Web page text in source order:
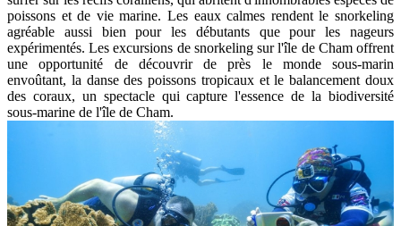
poissons et de vie marine. Les eaux calmes rendent le snorkeling
agréable aussi bien pour les débutants que pour les nageurs
expérimentés. Les excursions de snorkeling sur l'île de Cham offrent
une opportunité de découvrir de près le monde sous-marin
envoûtant, la danse des poissons tropicaux et le balancement doux
des coraux, un spectacle qui capture l'essence de la biodiversité
sous-marine de l'île de Cham.